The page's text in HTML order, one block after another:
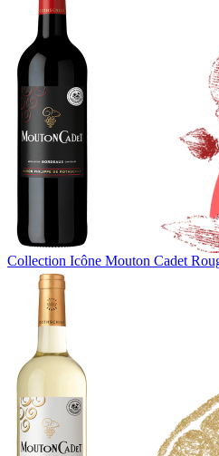
Collection Icône Mouton Cadet